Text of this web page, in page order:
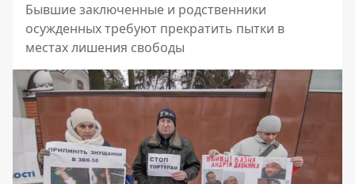
Бывшие заключенные и родственники
осужденных требуют прекратить пытки в
местах лишения свободы